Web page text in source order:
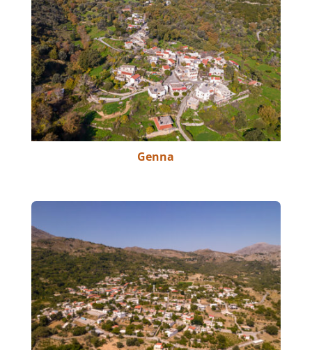
Genna